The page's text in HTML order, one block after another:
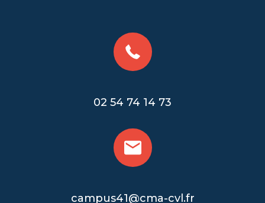
02 54 74 14 73
campus41@cma-cvl.fr